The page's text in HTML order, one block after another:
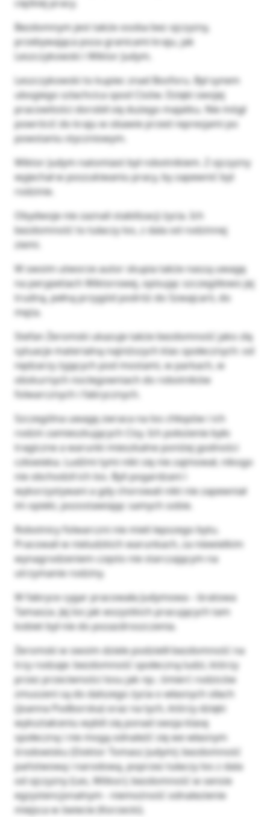
ciężkiej pracy.
Bezdomnym jest także osoba bez ojczyzny,
przebywająca poza granicami kraju, jak
Leszczykowski i Wiktor Judym.
Leszczykowski to kupiec znad Bosforu. Był synem
ubogiego szlachcica spod Cisów. Dzięki swojej
pracowitości dorobił się dużego majatku. Nie mógł
powrócić do kraju w obawie przed represjami po
powstaniu styczniowym.
Wiktor Judym natomiast był robotnikiem. Z ojczyzny
wyjechał w poszukiwaniu pracy, by zapewnić byt
rodzinie.
Obydwoje nie zaznali stabilizacji życia. Ich
bezdomność to tułaczy los, z dala od rodzinnej
ziemi.
W swoim utworze autor skupia także naszą uwagę
na perypetiach Wiktorowej, opisując szczegółowo jej
trudną, pełną przygód podróż do Szwajcarii, do
męża.
Stefan Żeromski ukazuje także bezdomność jako złą
sytuacje materialną najniższych klas społecznych: od
nędzarzy żyjących pod mostami, w parkach, w
obskurnych noclegowniach do robotników
folwarcznych i fabrycznych.
Szczególna uwagę zwraca na los chłopów i ich
rodzin zamieszkujących Cisy. Ich położenie było
tragiczne a warunki mieszkalne poniżej godności
człowieka. Ludźmi tymi nikt się nie zajmował, nikogo
nie obchodził ich los. Byli pogardzani i
wykorzystywani a gdy chorowali nikt nie zapewniał
im opieki, pozostawiając samych sobie.
Robotnicy folwarczni nie mieli lepszego bytu.
Pracowali w nieludzkich warunkach, za niewielkim
wynagrodzeniem często nie starczającym na
utrzymanie rodziny.
W fabryce cygar pracowała Judymowa – bratowa
Tamasza. Jej los jak wszystkich pracujących tam
kobiet był nie do pozazdroszczenia.
Żeromski w swoim dziele podzielił bezdomność na
trzy rodzaje: bezdomność społeczną ludzi, którzy
przez przeciwności losu jak np.: śmierć rodziców
zmuszeni są do dalszego życia o własnych siłach
(Joanna Podborska) oraz na tych, którzy dzięki
wykształceniu wybili się ponad swoja klasę
społeczną i nie mogą odnaleźć się we własnym
środowisku (Doktor Tomasz Judym); bezdomność
państwową i narodową, poprzez tułaczy los z dala
od ojczyzny (Les, Witkor); bezdomność w sensie
egzystencjonalnym - niemożność odnalezienie
miejsca w świecie (Korzecki).